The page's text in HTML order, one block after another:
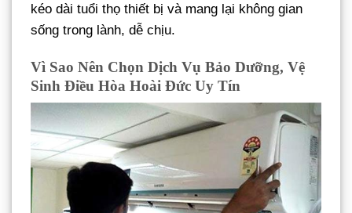
kéo dài tuổi thọ thiết bị và mang lại không gian
sống trong lành, dễ chịu.
Vì Sao Nên Chọn Dịch Vụ Bảo Dưỡng, Vệ
Sinh Điều Hòa Hoài Đức Uy Tín